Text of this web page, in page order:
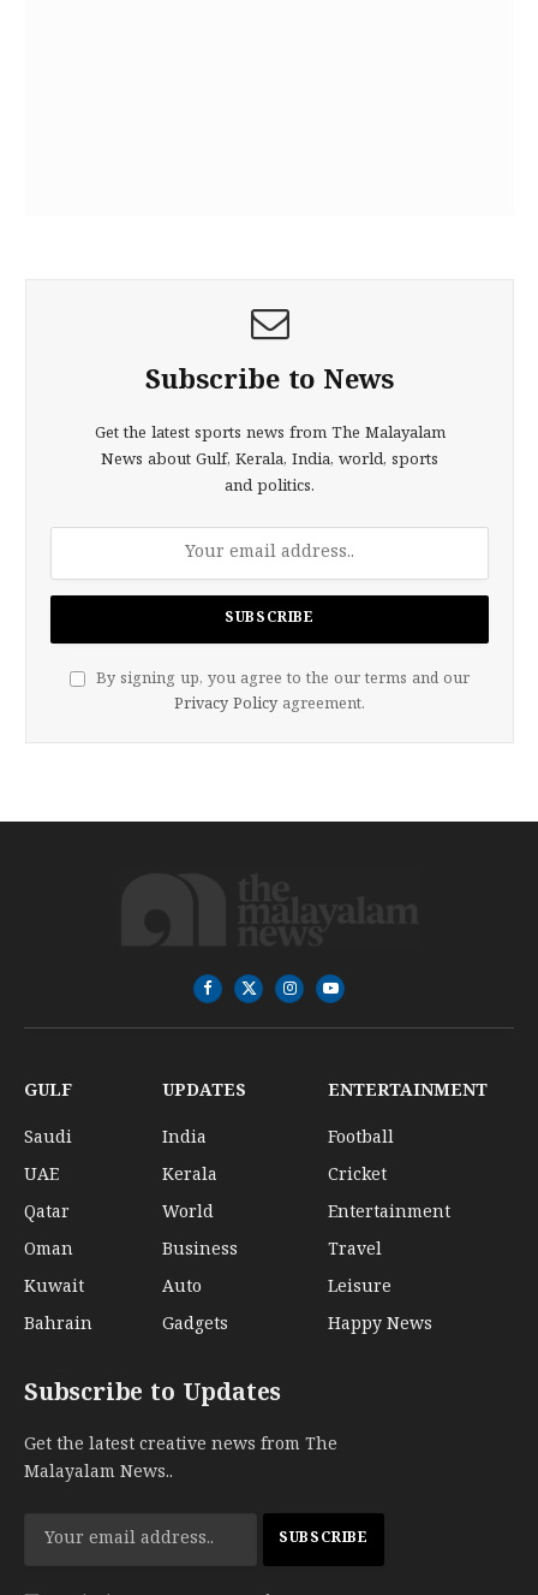
Subscribe to News
Get the latest sports news from The Malayalam
News about Gulf, Kerala, India, world, sports
and politics.
By signing up, you agree to the our terms and our
Privacy Policy agreement.
Facebook
X
(Twitter)
InstagramYouTube
GULF
Saudi
UAE
Qatar
Oman
Kuwait
Bahrain
UPDATES
India
Kerala
World
Business
Auto
Gadgets
ENTERTAINMENT
Football
Cricket
Entertainment
Travel
Leisure
Happy News
Subscribe to Updates
Get the latest creative news from The
Malayalam News..